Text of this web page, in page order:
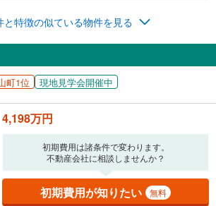
回分）を入力してください。
額は金融機関によって異なります。
関等における貸出金利とは何ら関係がなく、実際
る貸出金利を何ら保証するものではありません。返
」にて算出しております。入力された金利を35年
果を表示しています。
初期費用がかかります。ご注意ください。実際にお
機関等に、必ずご自身でご確認をお願いいたしま
と特徴の似ている物件を見る
町1位 現地見学会開催中
4,198万円
初期費用は諸条件で変わります。
不動産会社に相談しませんか？
初期費用が知りたい 無料